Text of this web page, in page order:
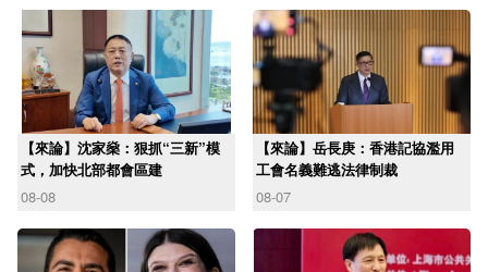
【來論】沈家燊：狠抓“三新”模
式，加快北部都會區建
08-08
【來論】岳長庚：香港記協濫用
工會名義難逃法律制裁
08-07